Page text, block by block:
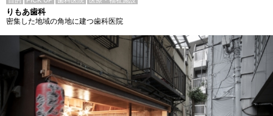
りもあ歯科
密集した地域の角地に建つ歯科医院